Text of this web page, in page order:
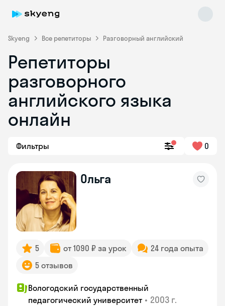
Skyeng Все репетиторы Разговорный английский
Репетиторы
разговорного
английского языка
онлайн
Фильтры 0
Ольга
5 от 1090 ₽ за урок
24 года опыта
5 отзывов
Вологодский государственный
педагогический университет • 2003 г.